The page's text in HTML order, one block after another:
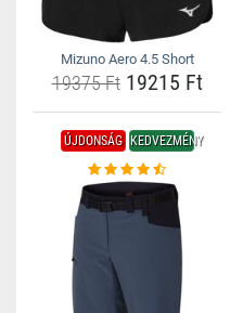
Mizuno Aero 4.5 Short
19375 Ft19215 Ft
ÚJDONSÁG KEDVEZMÉNY